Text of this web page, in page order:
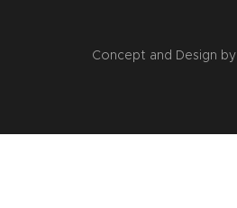
Concept and Design by